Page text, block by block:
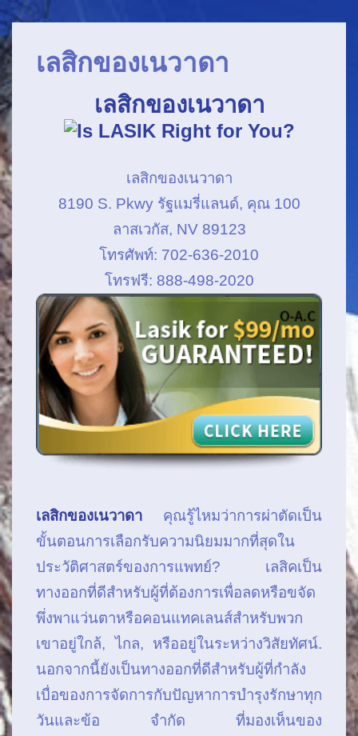
↓
ข้าม
ไป
ยัง
เนื้อหา
หลัก
Main
Navigation
เลสิกของเนวาดา
เลสิกของเนวาดา
เลสิกของเนวาดา
8190 S. Pkwy รัฐแมรี่แลนด์, คุณ 100
ลาสเวกัส, NV 89123
โทรศัพท์: 702-636-2010
โทรฟรี: 888-498-2020
เลสิกของเนวาดา คุณรู้ไหมว่าการผ่าตัดเป็น
ขั้นตอนการเลือกรับความนิยมมากที่สุดใน
ประวัติศาสตร์ของการแพทย์? เลสิคเป็น
ทางออกที่ดีสำหรับผู้ที่ต้องการเพื่อลดหรือขจัด
พึ่งพาแว่นตาหรือคอนแทคเลนส์สำหรับพวก
เขาอยู่ใกล้, ไกล, หรืออยู่ในระหว่างวิสัยทัศน์.
นอกจากนี้ยังเป็นทางออกที่ดีสำหรับผู้ที่กำลัง
เบื่อของการจัดการกับปัญหาการบำรุงรักษาทุก
วันและข้อ จำกัด ที่มองเห็นของ